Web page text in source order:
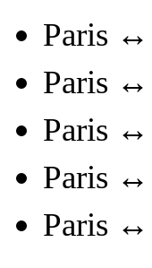
Paris
Paris ↔
Paris
Paris
Paris ↔